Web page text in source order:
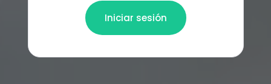
Iniciar sesión